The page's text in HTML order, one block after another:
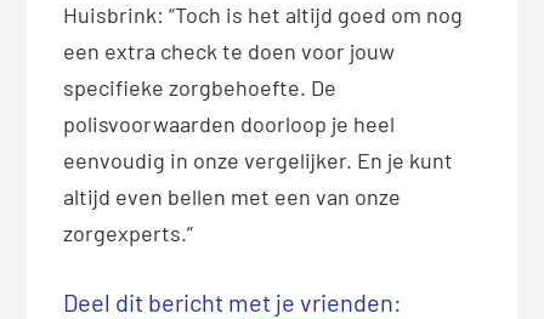
Huisbrink: “Toch is het altijd goed om nog
een extra check te doen voor jouw
specifieke zorgbehoefte. De
polisvoorwaarden doorloop je heel
eenvoudig in onze vergelijker. En je kunt
altijd even bellen met een van onze
zorgexperts.”
Deel dit bericht met je vrienden: